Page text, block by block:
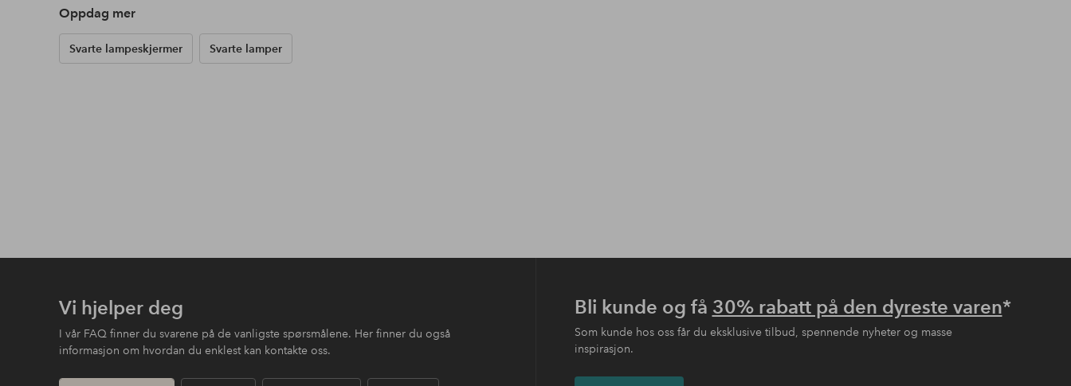
Oppdag mer
Svarte lampeskjermer Svarte lamper
Vi hjelper deg
I vår FAQ finner du svarene på de vanligste spørsmålene. Her finner du også
informasjon om hvordan du enklest kan kontakte oss.
Bli kunde og få 30% rabatt på den dyreste varen*
Som kunde hos oss får du eksklusive tilbud, spennende nyheter og masse
inspirasjon.